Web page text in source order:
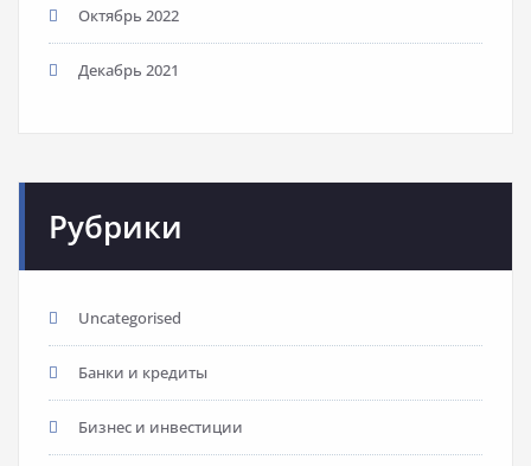
Октябрь 2022
Декабрь 2021
Рубрики
Uncategorised
Банки и кредиты
Бизнес и инвестиции